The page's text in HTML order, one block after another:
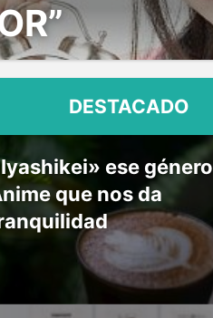
DESTACADO
ese género
que nos da